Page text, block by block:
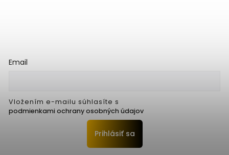
Email
Vložením e-mailu súhlasíte s
podmienkami ochrany osobných údajov
Prihlásiť sa